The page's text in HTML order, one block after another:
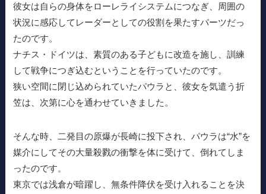
彼女は自らの身体をローレライシステムにつなぎ、周囲の
状況に感応してレーダーとしての役割を果たすパーツだっ
たのです。
ナチス・ドイツは、素質のある子どもに改造を施し、訓練
して戦争につぎ込むということを行っていたのです。
狭い空間に閉じ込められていたパウラと、彼女を気遣う折
笠は、次第に心を通わせていきました。
そんな時、二発目の原爆が長崎に投下され、パウラは“水”を
媒介にしてその大量殺戮の衝撃を体に受けて、倒れてしま
ったのです。
東京では浅倉が暗躍し、無条件降伏を受け入れることを決